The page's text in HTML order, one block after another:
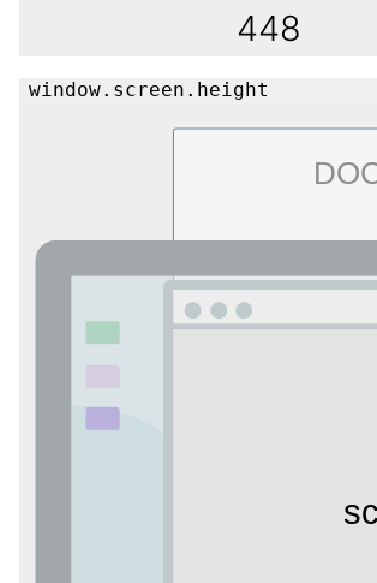
448
window.screen.height